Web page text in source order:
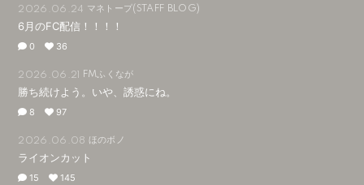
2026.06.24 マネトープ(STAFF BLOG)
6月のFC配信！！！！
0 36
2026.06.21 FMふくなが
勝ち続けよう。いや、誘惑にね。
8 97
2026.06.08 ほのボノ
ライオンカット
15 145